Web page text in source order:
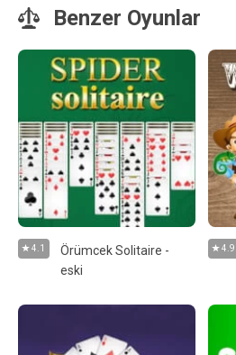
Benzer Oyunlar
4.1
Örümcek Solitaire -
eski
4.9